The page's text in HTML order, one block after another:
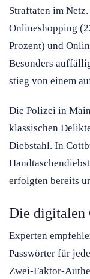
Straftaten im
Onlineshopping
Prozent) und
Besonders
stieg von einem
Die Polizei in
klassischen
Diebstahl. In
erfolgten bereits
Die digitalen
Experten
Passwörter für
Zwei-Faktor-